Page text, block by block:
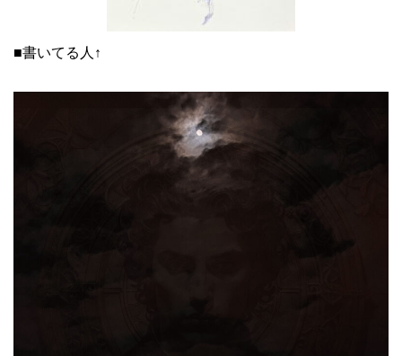
■書いてる人↑